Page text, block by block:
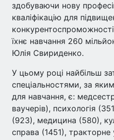
здобуваючи нову
кваліфікацію для
їхнє навчання 260
Юлія Свириденко.
У цьому році найбільш
спеціальностями, за
для навчання, є:
ваучерів), психологія
(923), медицина (580),
справа (1451), тракторне